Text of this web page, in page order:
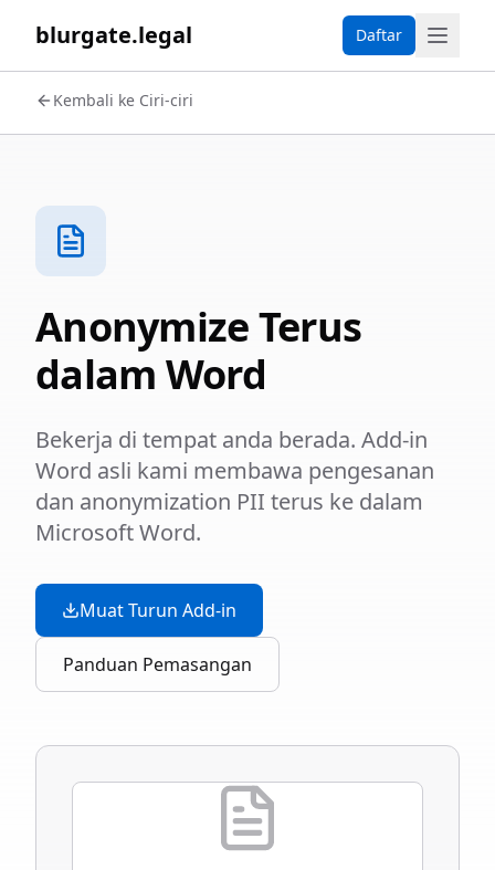
blurgate.legal Daftar
Kembali ke Ciri-ciri
Anonymize Terus
dalam Word
Bekerja di tempat anda berada. Add-in
Word asli kami membawa pengesanan
dan anonymization PII terus ke dalam
Microsoft Word.
Muat Turun Add-in
Panduan Pemasangan